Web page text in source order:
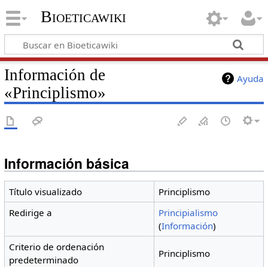
Bioeticawiki
Ayuda
Información de
«Principlismo»
Información básica
Título visualizado
Principlismo
Redirige a
Principialismo
(Información)
Criterio de ordenación
predeterminado
Principlismo